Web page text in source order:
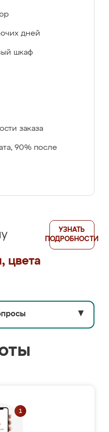
дней
шкаф
заказа
90% после
цвета
УЗНАТЬ
ПОДРОБНОСТИ
▼